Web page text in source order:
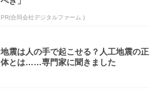
PR(合同会社デジタルファーム )
地震は人の手で起こせる？人工地震の正
体とは……専門家に聞きました